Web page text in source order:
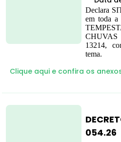
Declara
em toda a
13214,
tema.
Clique aqui e confira os
054.26